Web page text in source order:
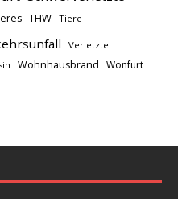
THW Tiere
Verletzte
Wohnhausbrand Wonfurt